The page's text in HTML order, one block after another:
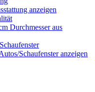
anzeigen
Durchmesser aus
Schaufenster anzeigen